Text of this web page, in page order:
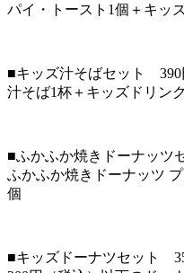
パイ・トースト1個＋キッ
■キッズ汁そばセット 390
汁そば1杯＋キッズドリン
■ふかふか焼きドーナッツ
ふかふか焼きドーナッツ
個
■キッズドーナツセット